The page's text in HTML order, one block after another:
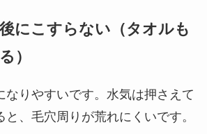
にこすらない（タオルも
）
なりやすいです。水気は押さえて
、毛穴周りが荒れにくいです。